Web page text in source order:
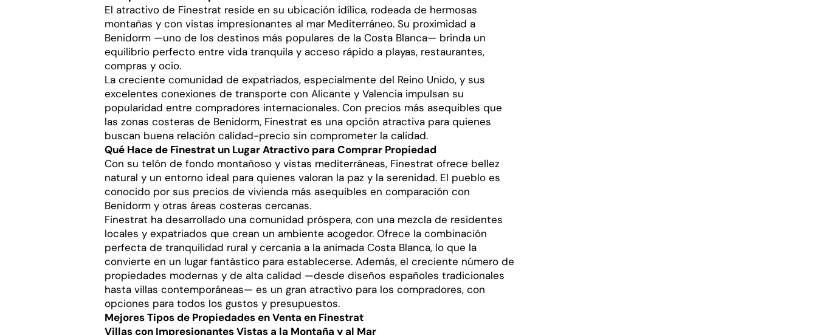
El atractivo de Finestrat reside en su ubicación idílica, rodeada de hermosas
montañas y con vistas impresionantes al mar Mediterráneo. Su proximidad a
Benidorm —uno de los destinos más populares de la Costa Blanca— brinda un
equilibrio perfecto entre vida tranquila y acceso rápido a playas, restaurantes,
compras y ocio.
La creciente comunidad de expatriados, especialmente del Reino Unido, y sus
excelentes conexiones de transporte con Alicante y Valencia impulsan su
popularidad entre compradores internacionales. Con precios más asequibles que
las zonas costeras de Benidorm, Finestrat es una opción atractiva para quienes
buscan buena relación calidad-precio sin comprometer la calidad.
Qué Hace de Finestrat un Lugar Atractivo para Comprar Propiedad
Con su telón de fondo montañoso y vistas mediterráneas, Finestrat ofrece bellez
natural y un entorno ideal para quienes valoran la paz y la serenidad. El pueblo es
conocido por sus precios de vivienda más asequibles en comparación con
Benidorm y otras áreas costeras cercanas.
Finestrat ha desarrollado una comunidad próspera, con una mezcla de residentes
locales y expatriados que crean un ambiente acogedor. Ofrece la combinación
perfecta de tranquilidad rural y cercanía a la animada Costa Blanca, lo que la
convierte en un lugar fantástico para establecerse. Además, el creciente número de
propiedades modernas y de alta calidad —desde diseños españoles tradicionales
hasta villas contemporáneas— es un gran atractivo para los compradores, con
opciones para todos los gustos y presupuestos.
Mejores Tipos de Propiedades en Venta en Finestrat
Villas con Impresionantes Vistas a la Montaña y al Mar